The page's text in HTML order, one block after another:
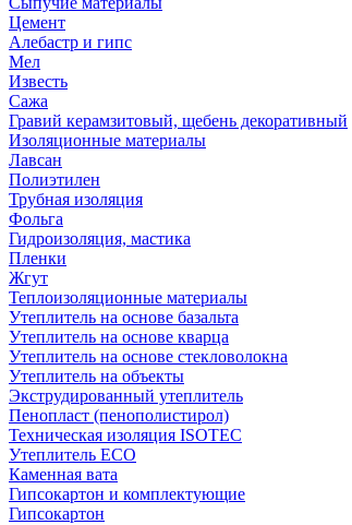
Цемент
Алебастр и гипс
Мел
Известь
Сажа
Гравий керамзитовый, щебень декоративный
Изоляционные материалы
Лавсан
Полиэтилен
Трубная изоляция
Фольга
Гидроизоляция, мастика
Пленки
Жгут
Теплоизоляционные материалы
Утеплитель на основе базальта
Утеплитель на основе кварца
Утеплитель на основе стекловолокна
Утеплитель на объекты
Экструдированный утеплитель
Пенопласт (пенополистирол)
Техническая изоляция ISOTEC
Утеплитель ECO
Каменная вата
Гипсокартон и комплектующие
Гипсокартон